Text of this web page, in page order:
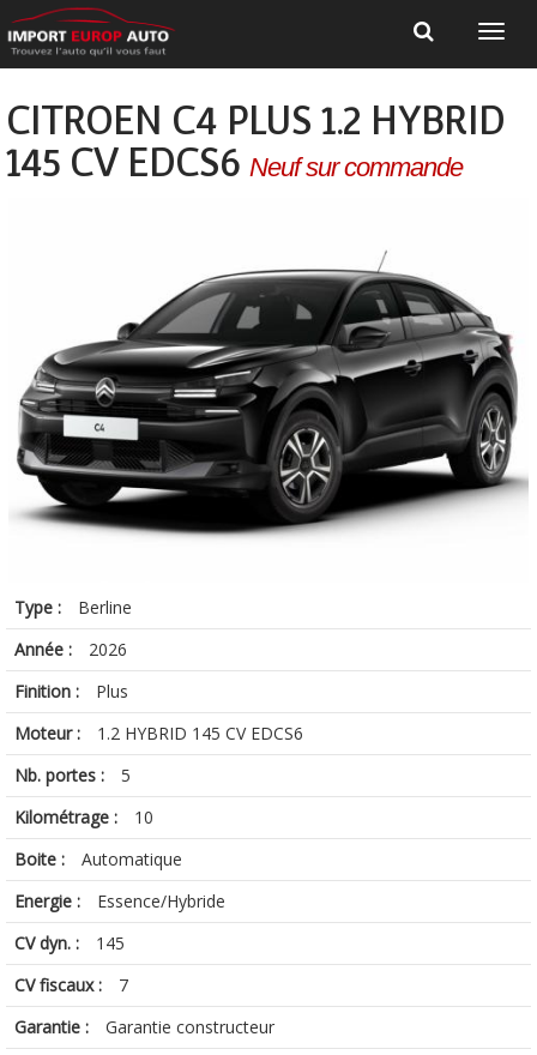
CITROEN C4 PLUS 1.2 HYBRID
145 CV EDCS6 Neuf sur commande
Type :
Berline
Année :
2026
Finition :
Plus
Moteur :
1.2 HYBRID 145 CV EDCS6
Nb. portes :
5
Kilométrage :
10
Boite :
Automatique
Energie :
Essence/Hybride
CV dyn. :
145
CV fiscaux :
7
Garantie :
Garantie constructeur